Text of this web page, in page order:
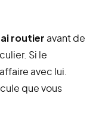
routier avant de
Si le
avec lui.
que vous